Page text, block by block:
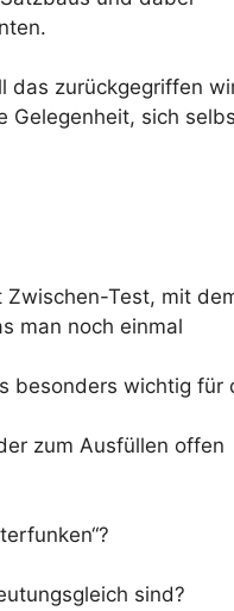
das zurückgegriffen
Gelegenheit, sich
Zwischen-Test, mit
man noch einmal
besonders wichtig für
zum Ausfüllen offen
sind?